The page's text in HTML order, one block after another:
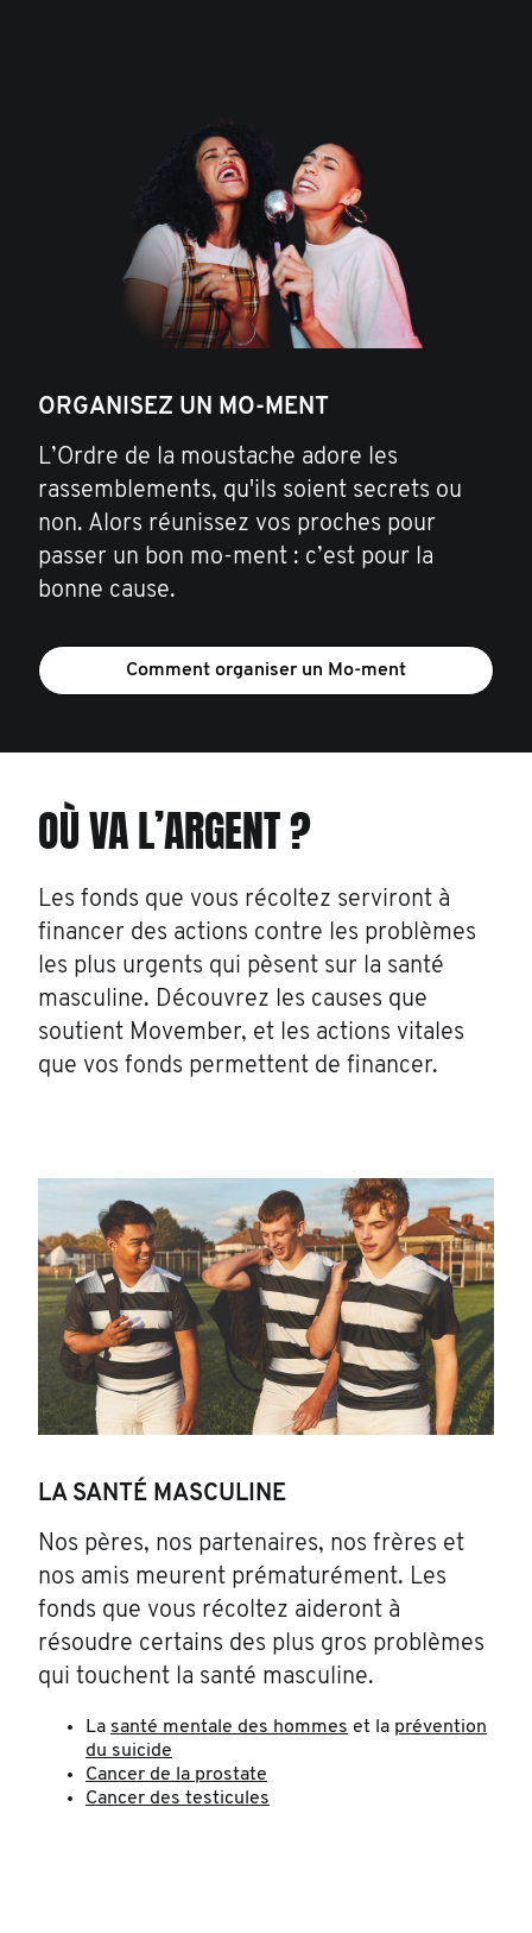
ORGANISEZ UN MO-MENT
L’Ordre de la moustache adore les
rassemblements, qu'ils soient secrets ou
non. Alors réunissez vos proches pour
passer un bon mo-ment : c’est pour la
bonne cause.
Comment organiser un Mo-ment
OÙ VA L’ARGENT ?
Les fonds que vous récoltez serviront à
financer des actions contre les problèmes
les plus urgents qui pèsent sur la santé
masculine. Découvrez les causes que
soutient Movember, et les actions vitales
que vos fonds permettent de financer.
LA SANTÉ MASCULINE
Nos pères, nos partenaires, nos frères et
nos amis meurent prématurément. Les
fonds que vous récoltez aideront à
résoudre certains des plus gros problèmes
qui touchent la santé masculine.
La santé mentale des hommes et la prévention
du suicide
Cancer de la prostate
Cancer des testicules